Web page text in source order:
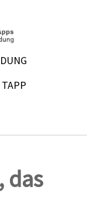
TAPP
das